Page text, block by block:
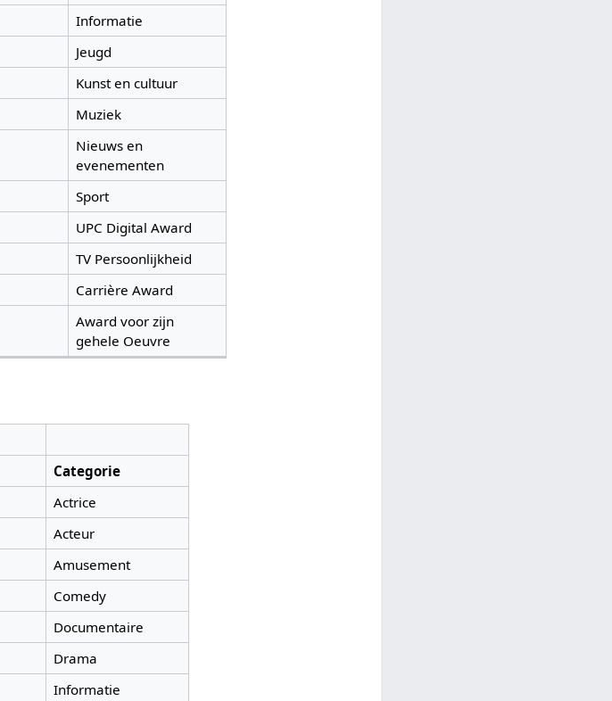
Informatie
Jeugd
Kunst en cultuur
Muziek
Nieuws en
evenementen
Sport
UPC Digital Award
TV Persoonlijkheid
Carrière Award
Award voor zijn
gehele Oeuvre
Categorie
Actrice
Acteur
Amusement
Comedy
Documentaire
Drama
Informatie